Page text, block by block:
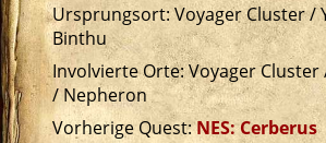
Ursprungsort: Voyager Cluster /
Binthu
Involvierte Orte: Voyager
/ Nepheron
Vorherige Quest:NES: Cerberus